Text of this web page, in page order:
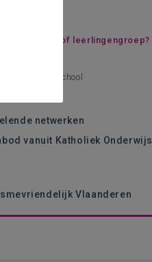
een leerling of leerlingengroep?
een type 9 - school
netwerken
vanuit Katholiek Onderwijs
Vlaanderen